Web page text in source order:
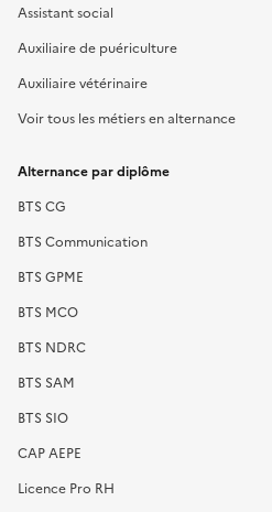
Assistant social
Auxiliaire de puériculture
Auxiliaire vétérinaire
Voir tous les métiers en alternance
Alternance par diplôme
BTS CG
BTS Communication
BTS GPME
BTS MCO
BTS NDRC
BTS SAM
BTS SIO
CAP AEPE
Licence Pro RH